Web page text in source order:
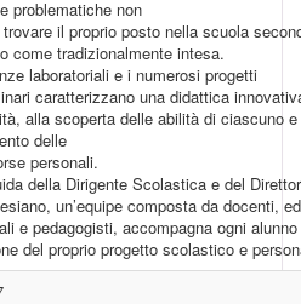
problematiche non
il proprio posto nella scuola
come tradizionalmente intesa.
laboratoriali e i numerosi progetti
caratterizzano una didattica
alla scoperta delle abilità di ciascuno
delle
personali.
della Dirigente Scolastica e del
un’equipe composta da docenti,
e pedagogisti, accompagna ogni
del proprio progetto scolastico e